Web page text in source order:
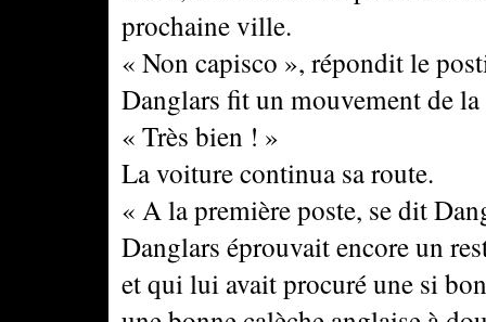
prochaine ville.
« Non capisco », répondit le
Danglars fit un mouvement de
« Très bien ! »
La voiture continua sa route.
« A la première poste, se dit
Danglars éprouvait encore un
et qui lui avait procuré une si